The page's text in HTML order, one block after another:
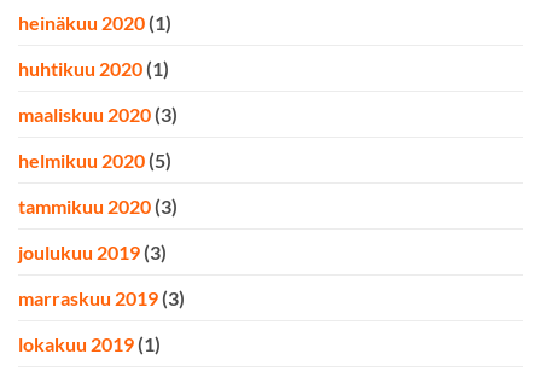
heinäkuu 2020 (1)
huhtikuu 2020 (1)
maaliskuu 2020 (3)
helmikuu 2020 (5)
tammikuu 2020 (3)
joulukuu 2019 (3)
marraskuu 2019 (3)
lokakuu 2019 (1)